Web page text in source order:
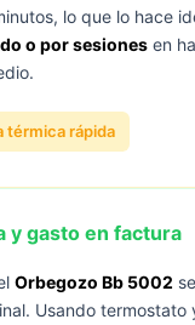
lo que lo hace
o por sesionesen
térmica rápida
y gasto en factura
Orbegozo Bb 5002
Usando termostato